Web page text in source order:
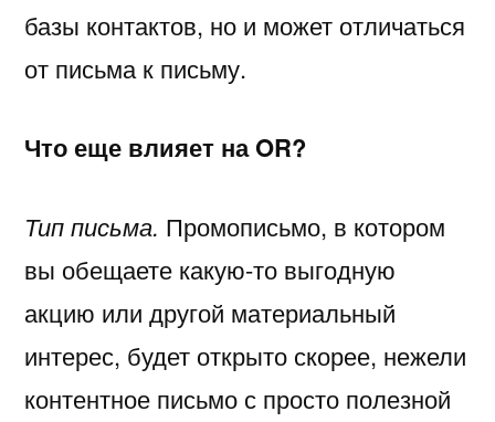
базы контактов, но и может отличаться
от письма к письму.
Что еще влияет на OR?
Тип письма. Промописьмо, в котором
вы обещаете какую-то выгодную
акцию или другой материальный
интерес, будет открыто скорее, нежели
контентное письмо с просто полезной